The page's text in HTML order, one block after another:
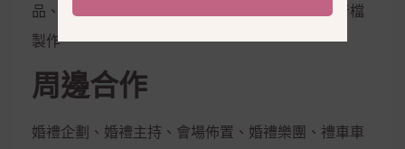
品、隱形內衣、新娘捧花、拍照鮮花束，電子影音檔
製作
周邊合作
婚禮企劃、婚禮主持、會場佈置、婚禮樂團、禮車車